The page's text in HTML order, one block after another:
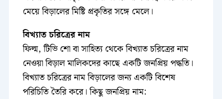
মেয়ে বিড়ালের মিষ্টি প্রকৃতির সঙ্গে মেলে।
বিখ্যাত চরিত্রের নাম
ফিল্ম, টিভি শো বা সাহিত্য থেকে বিখ্যাত চরিত্রের নাম
নেওয়া বিড়াল মালিকদের কাছে একটি জনপ্রিয় পদ্ধতি।
বিখ্যাত চরিত্রের নাম বিড়ালের জন্য একটি বিশেষ
পরিচিতি তৈরি করে। কিছু জনপ্রিয় নাম: